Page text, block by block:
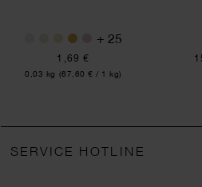
+ 25
1,69 €
Inhalt:
0,03 kg (67,60 € / 1 kg)
SERVICE HOTLINE